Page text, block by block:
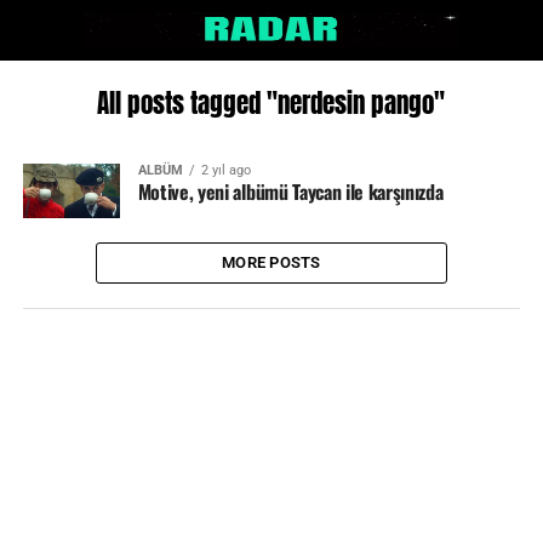
All posts tagged "nerdesin pango"
ALBÜM 2 yıl ago
Motive, yeni albümü Taycan ile karşınızda
MORE POSTS